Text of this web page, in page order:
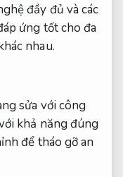
đầy đủ và các
ứng tốt cho đa
nhau.
sửa với công
khả năng đúng
để tháo gỡ an